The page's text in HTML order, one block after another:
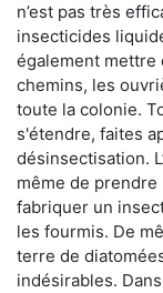
n’est pas très
insecticides
également mettre
chemins, les
toute la colonie.
s'étendre, faites
désinsectisation.
même de
fabriquer un
les fourmis. De
terre de
indésirables.